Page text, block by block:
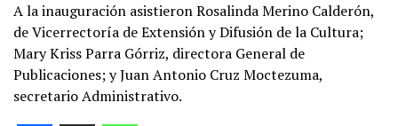
A la inauguración asistieron Rosalinda Merino Calderón,
de Vicerrectoría de Extensión y Difusión de la Cultura;
Mary Kriss Parra Górriz, directora General de
Publicaciones; y Juan Antonio Cruz Moctezuma,
secretario Administrativo.